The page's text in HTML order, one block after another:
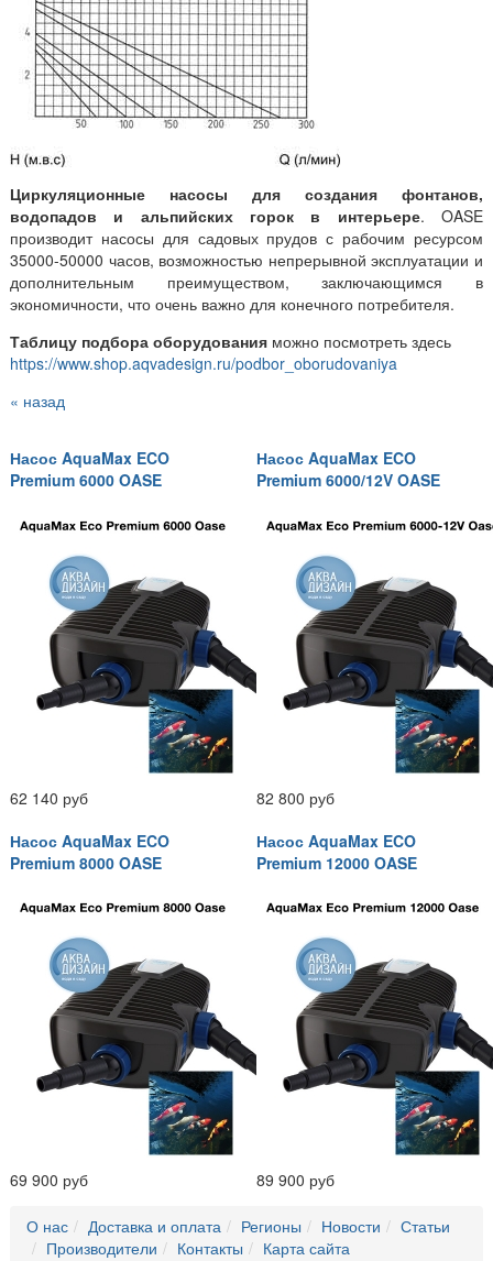
Циркуляционные насосы для создания фонтанов,
водопадов и альпийских горок в интерьере. OASE
производит насосы для садовых прудов с рабочим ресурсом
35000-50000 часов, возможностью непрерывной эксплуатации и
дополнительным преимуществом, заключающимся в
экономичности, что очень важно для конечного потребителя.
Таблицу подбора оборудования можно посмотреть здесь
https://www.shop.aqvadesign.ru/podbor_oborudovaniya
« назад
Насос AquaMax ECO
Premium 6000 OASE
62 140 руб
Насос AquaMax ECO
Premium 6000/12V OASE
82 800 руб
Насос AquaMax ECO
Premium 8000 OASE
69 900 руб
Насос AquaMax ECO
Premium 12000 OASE
89 900 руб
О нас Доставка и оплата Регионы Новости
Статьи
Производители
Контакты Карта сайта